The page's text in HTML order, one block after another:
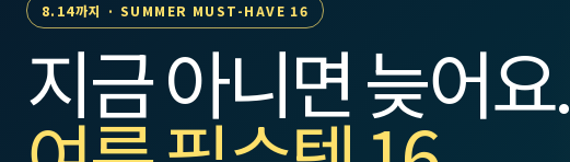
8.14까지 · SUMMER MUST-HAVE 16
지금 아니면 늦어요.